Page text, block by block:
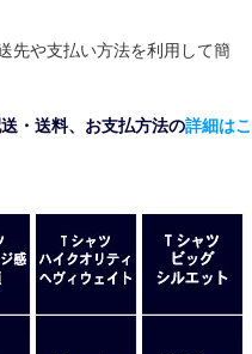
先や支払い方法を利用して簡
・送料、お支払方法の詳細はこ